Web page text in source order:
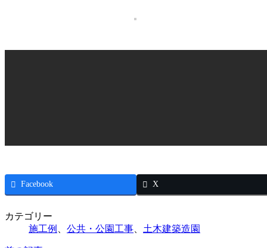
Facebook X
カテゴリー
施工例
公共・公園工事 土木建築造園